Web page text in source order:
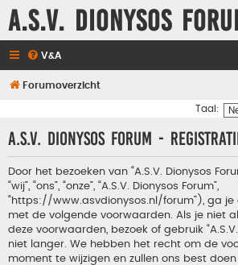
A.S.V. Dionysos
V&A
Forumoverzicht
Taal:
A.S.V. Dionysos Forum -
Door het bezoeken van “A.S.V. Dionysos
“wij”, “ons”, “onze”, “A.S.V. Dionysos Forum”,
“https://www.asvdionysos.nl/forum”), ga
met de volgende voorwaarden. Als je niet
deze voorwaarden, bezoek of gebruik
niet langer. We hebben het recht om de
moment te wijzigen en zullen ons best